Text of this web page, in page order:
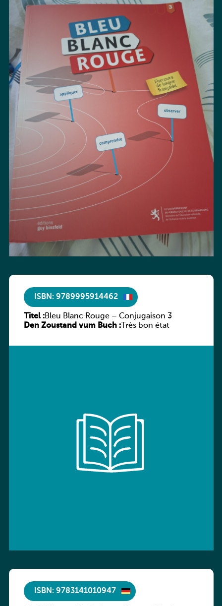
ISBN: 9789995914462
Titel :Bleu Blanc Rouge – Conjugaison 3
Den Zoustand vum Buch :Très bon état
ISBN: 9783141010947